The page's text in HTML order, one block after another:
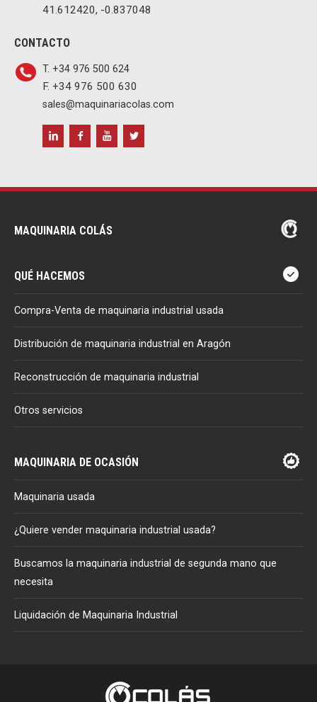
41.612420, -0.837048
CONTACTO
T. +34 976 500 624
F. +34 976 500 630
sales@maquinariacolas.com
MAQUINARIA COLÁS
QUÉ HACEMOS
Compra-Venta de maquinaria industrial usada
Distribución de maquinaria industrial en Aragón
Reconstrucción de maquinaria industrial
Otros servicios
MAQUINARIA DE OCASIÓN
Maquinaria usada
¿Quiere vender maquinaria industrial usada?
Buscamos la maquinaria industrial de segunda mano que
necesita
Liquidación de Maquinaria Industrial